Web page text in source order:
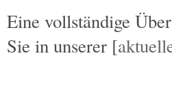
Eine vollständige
Sie in unserer [